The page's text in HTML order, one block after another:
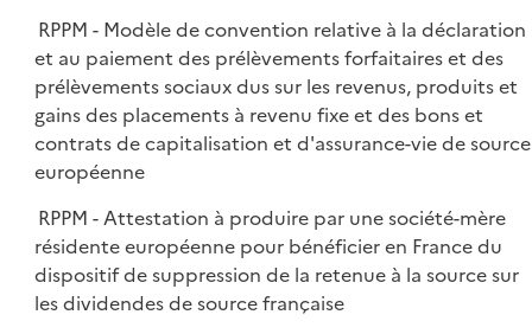
RPPM - Modèle de convention relative à la déclaration
et au paiement des prélèvements forfaitaires et des
prélèvements sociaux dus sur les revenus, produits et
gains des placements à revenu fixe et des bons et
contrats de capitalisation et d'assurance-vie de source
européenne
RPPM - Attestation à produire par une société-mère
résidente européenne pour bénéficier en France du
dispositif de suppression de la retenue à la source sur
les dividendes de source française